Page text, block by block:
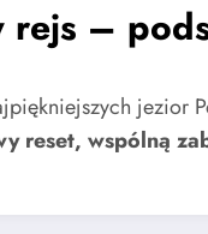
rejs –
jezior
reset, wspólną